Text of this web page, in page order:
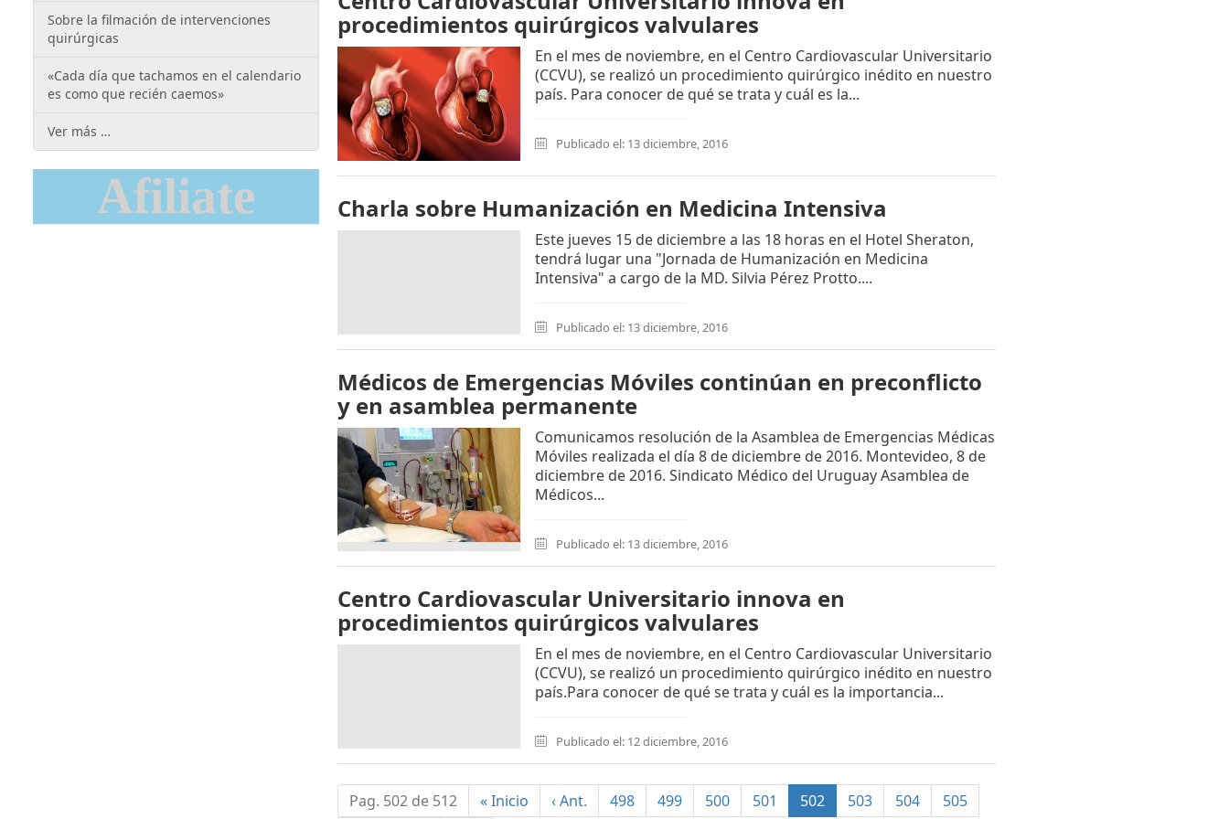
procedimientos quirúrgicos valvulares
En el mes de noviembre, en el Centro Cardiovascular Universitario
(CCVU), se realizó un procedimiento quirúrgico inédito en nuestro
país. Para conocer de qué se trata y cuál es la...
Publicado el: 13 diciembre, 2016
Charla sobre Humanización en Medicina Intensiva
Este jueves 15 de diciembre a las 18 horas en el Hotel Sheraton,
tendrá lugar una "Jornada de Humanización en Medicina
Intensiva" a cargo de la MD. Silvia Pérez Protto....
Publicado el: 13 diciembre, 2016
Médicos de Emergencias Móviles continúan en preconflicto
y en asamblea permanente
Comunicamos resolución de la Asamblea de Emergencias Médicas
Móviles realizada el día 8 de diciembre de 2016. Montevideo, 8 de
diciembre de 2016. Sindicato Médico del Uruguay Asamblea de
Médicos...
Publicado el: 13 diciembre, 2016
Centro Cardiovascular Universitario innova en
procedimientos quirúrgicos valvulares
En el mes de noviembre, en el Centro Cardiovascular Universitario
(CCVU), se realizó un procedimiento quirúrgico inédito en nuestro
país.Para conocer de qué se trata y cuál es la importancia...
Publicado el: 12 diciembre, 2016
Pag. 502 de 512 «Inicio ‹ Ant. 498 499 500 501 502 (current)
503 504 505
Sobre la filmación de intervenciones
quirúrgicas
«Cada día que tachamos en el calendario
es como que recién caemos»
Ver más …
Afiliate